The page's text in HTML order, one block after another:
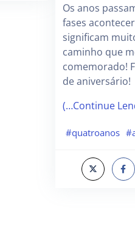
Os anos
fases
significam
caminho que
comemorado!
de aniversário!
(…Continue
#quatroanos